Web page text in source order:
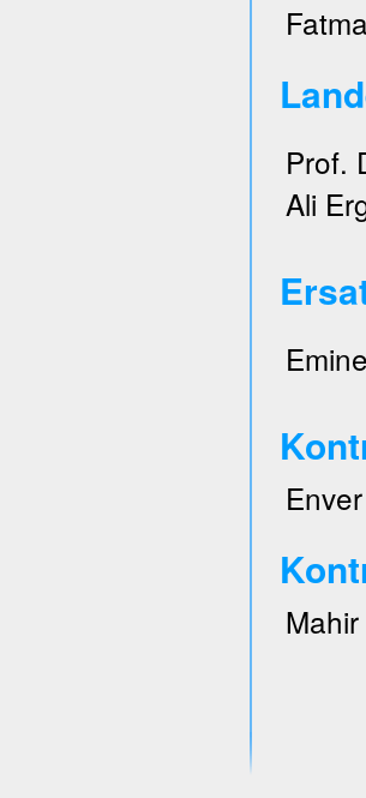
Prof.
Ali